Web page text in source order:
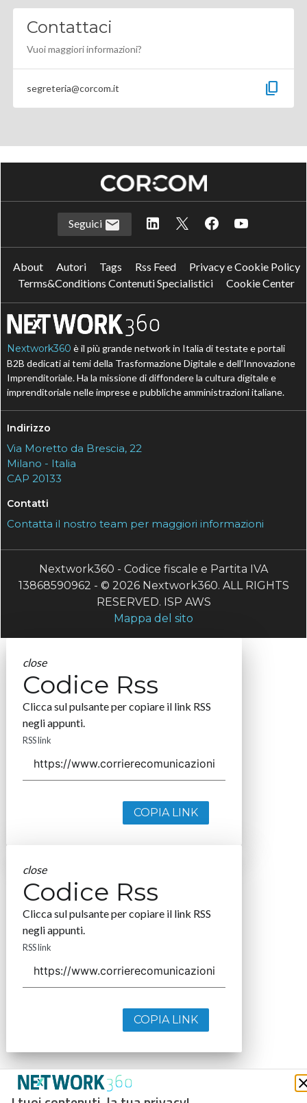
Contattaci
Vuoi maggiori informazioni?
segreteria@corcom.it content_copy
Seguici
About Autori Tags Rss Feed
Privacy e Cookie Policy
Terms&Conditions Contenuti Specialistici
Cookie Center
Nextwork360 è il più grande network in Italia di testate e portali
B2B dedicati ai temi della Trasformazione Digitale e dell’Innovazione
Imprenditoriale. Ha la missione di diffondere la cultura digitale e
imprenditoriale nelle imprese e pubbliche amministrazioni italiane.
Indirizzo
Via Moretto da Brescia, 22
Milano - Italia
CAP 20133
Contatti
Contatta il nostro team per maggiori informazioni
Nextwork360 - Codice fiscale e Partita IVA
13868590962 - © 2026 Nextwork360. ALL RIGHTS
RESERVED. ISP AWS
Mappa del sito
close
Codice Rss
Clicca sul pulsante per copiare il link RSS
negli appunti.
RSS link
COPIA LINK
close
Codice Rss
Clicca sul pulsante per copiare il link RSS
negli appunti.
RSS link
COPIA LINK